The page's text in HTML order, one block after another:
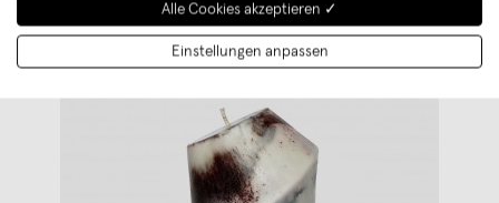
Alle Cookies akzeptieren ✓
Einstellungen anpassen